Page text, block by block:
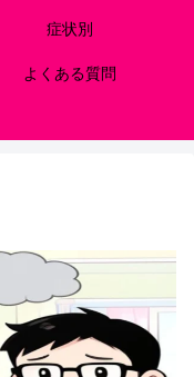
症状別
よくある質問